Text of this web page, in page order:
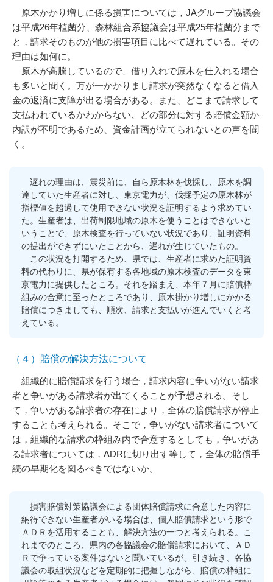
原木かかり増しに係る損害については，JAグループ協議会
は平成26年植菌分、森林組合系協議会は平成25年植菌分まで
と，請求そのものが他の損害項目に比べて遅れている。その
理由は如何に。
原木が高騰しているので、借り入れで原木を仕入れる場合
も多いと聞く。万が一かかりまし請求が突然なくなると借入
金の返済に支障が出る場合がある。また、どこまで請求して
支払われているかわからない、どの部分に対する賠償金額か
内訳が不明であるため、資金計画が立てられないとの声を聞
く。
遅れの理由は、震災前に、自ら原木林を伐採し、原木を調
達していた生産者に対し、東京電力が、伐採予定の原木林が
指標値を超過して使用できない状況を証明するよう求めてい
た。生産者は、出荷制限地域の原木を使うことはできないと
いうことで、原木検査を行っていない状況であり、証明資料
の提出ができずにいたことから、遅れが生じていたもの。
この状況を打開するため、県では、生産者に求めた証明資
料の代わりに、県が保有する各地域の原木検査のデータを東
京電力に提供したところ。それを踏まえ、本年７月に賠償枠
組みの合意に至ったところであり、原木掛かり増しにかかる
賠償につきましても、順次、請求と支払いが進んでいくと考
えている。
（４）賠償の解決方法について
組織的に賠償請求を行う場合，請求内容に争いがない請求
者と争いがある請求者が出てくることが予想される。そし
て，争いがある請求者の存在により，全体の賠償請求が停止
することも考えられる。そこで，争いがない請求者について
は，組織的な請求の枠組み内で合意するとしても，争いがあ
る請求者については，ADRに切り出す等して，全体の賠償手
続の早期化を図るべきではないか。
損害賠償対策協議会による団体賠償請求に合意した内容に
納得できない生産者がいる場合は、個人賠償請求という形で
ＡＤＲを活用することも、解決方法の一つと考えられる。こ
れまでのところ、県内の各協議会の賠償請求において、ＡＤ
Ｒで争っている案件はないと聞いているが、引き続き、各協
議会の取組状況などを定期的に把握しながら、賠償の枠組に